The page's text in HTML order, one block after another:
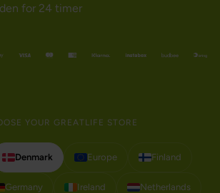
for 24 timer
YOUR GREATLIFE STORE
Denmark Europe Finland
Germany Ireland Netherlands